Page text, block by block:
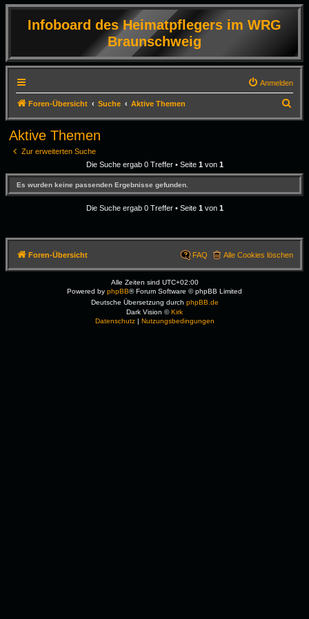
Infoboard des Heimatpflegers im WRG
Braunschweig
Anmelden
Foren-Übersicht Suche Aktive Themen
u
Aktive Themen
Zur erweiterten Suche
Die Suche ergab 0 Treffer • Seite 1von 1
Es wurden keine passenden Ergebnisse gefunden.
Die Suche ergab 0 Treffer • Seite 1von 1
Foren-Übersicht Alle Cookies löschen
FAQ
Alle Zeiten sind UTC+02:00
Powered by phpBB® Forum Software © phpBB Limited
Deutsche Übersetzung durch phpBB.de
Dark Vision ©Kirk
Datenschutz| Nutzungsbedingungen